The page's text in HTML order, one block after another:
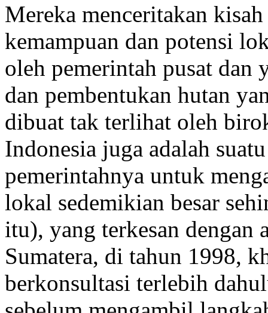
Mereka menceritakan
kemampuan dan potensi
oleh pemerintah pusat dan
dan pembentukan hutan
dibuat tak terlihat oleh
Indonesia juga adalah
pemerintahnya untuk
lokal sedemikian besar
itu), yang terkesan
Sumatera, di tahun 1998,
berkonsultasi terlebih